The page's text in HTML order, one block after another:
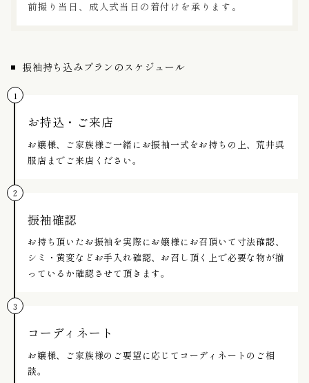
前撮り当日、成人式当日の着付けを承ります。
振袖持ち込みプランのスケジュール
お持込・ご来店
お嬢様、ご家族様ご一緒にお振袖一式をお持ちの上、荒井呉
服店までご来店ください。
振袖確認
お持ち頂いたお振袖を実際にお嬢様にお召頂いて寸法確認、
シミ・黄変などお手入れ確認、お召し頂く上で必要な物が揃
っているか確認させて頂きます。
コーディネート
お嬢様、ご家族様のご要望に応じてコーディネートのご相
談。